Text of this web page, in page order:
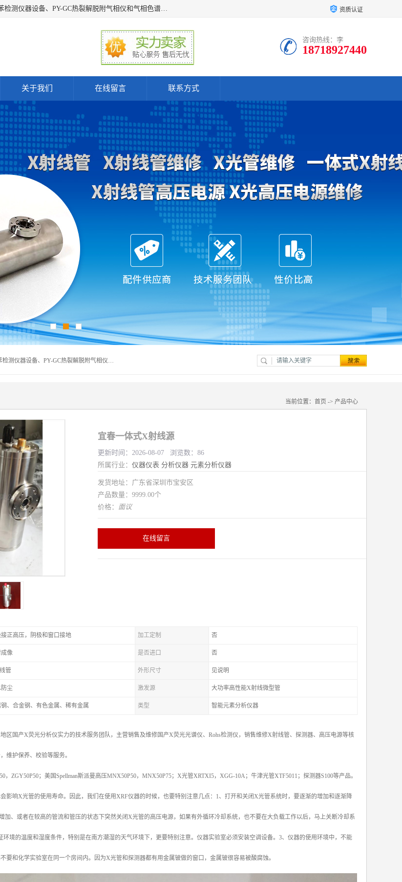
深圳曼瑞特科技有限公司是一家专业从事X光管维修X射线管、Rohs2.0邻苯检测仪器设备、PY-GC热裂解脱附气相仪和气相色谱光谱仪器、天瑞仪器探测器、高压电源等产品的维修出租的企业。本公司以客户至上为宗旨，以专注、专一、专业的精神为您提供安全、经济的技术服务。 资质认证
咨询热线：李
18718927440
关于我们 在线留言 联系方式
深圳曼瑞特科技有限公司是一家专业从事X光管维修X射线管、Rohs2.0邻苯检测仪器设备、PY-GC热裂解脱附气相仪和气相色谱光谱仪器、天瑞仪器探测器、高压电源等产品的维修出租的企业。本公司以客户至上为宗旨，以专注、专一、专业的精神为您提供安全、经济的技术服务。
当前位置： 首页 -> 产品中心
宜春一体式X射线源
更新时间：2026-08-07 浏览数：86
所属行业： 仪器仪表 分析仪器 元素分析仪器
发货地址：广东省深圳市宝安区
产品数量：9999.00个
价格： 面议
在线留言
接正高压，阴极和窗口接地 加工定制 否
成像 是否进口 否
管 外形尺寸 见说明
防尘 激发源 大功率高性能X射线微型管
、合金钢、有色金属、稀有金属 类型 智能元素分析仪器
区国产X荧光分析仪实力的技术服务团队，主营销售及维修国产X荧光光谱仪、Rohs检测仪，销售维修X射线管、探测器、高压电源等核
维护保养、校验等服务。
，ZGY50P50；美国Spellman斯派曼高压MNX50P50，MNX50P75；X光管XRTXI5，XGG-10A；牛津光管XTF5011；探测器S100等产品。
影响X光管的使用寿命。因此，我们在使用XRF仪器的时候，也要特别注意几点：1、打开和关闭X光管系统时，要逐渐的增加和逐渐降
加、或者在较高的管流和管压的状态下突然关闭X光管的高压电源，如果有外循环冷却系统，也不要在大负载工作以后，马上关断冷却系
环境的温度和湿度条件，特别是在南方潮湿的天气环境下，更要特别注意。仪器实验室必须安装空调设备。3、仪器的使用环境中，不能
要和化学实验室在同一个房间内。因为X光管和探测器都有用金属铍做的窗口，金属铍很容易被酸腐蚀。